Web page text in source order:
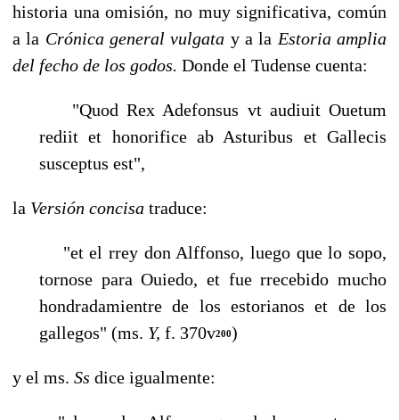
historia una omisión, no muy significativa, común
a la Crónica general vulgata y a la Estoria amplia
del fecho de los godos. Donde el Tudense cuenta:
"Quod Rex Adefonsus vt audiuit Ouetum
rediit et honorifice ab Asturibus et Gallecis
susceptus est",
la Versión concisa traduce:
"et el rrey don Alffonso, luego que lo sopo,
tornose para Ouiedo, et fue rrecebido mucho
hondradamientre de los estorianos et de los
gallegos" (ms. Y, f. 370v200)
y el ms. Ss dice igualmente: